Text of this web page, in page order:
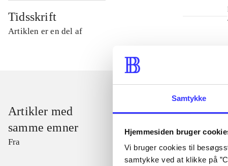
Samtykke
Hjemmesiden bruger
Vi bruger cookies til
samtykke ved at klikke på
Tidsskrift
Artiklen er en del af
Artikler med
samme emner
Fra